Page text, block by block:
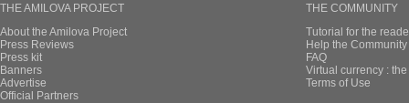
THE AMILOVA PROJECT
About the Amilova Project
Press Reviews
Press kit
Banners
Advertise
Official Partners
THE COMMUNITY
Tutorial for the
Help the
FAQ
Virtual currency :
Terms of Use